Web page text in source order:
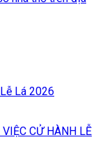
Lá 2026
CỬ HÀNH LỄ